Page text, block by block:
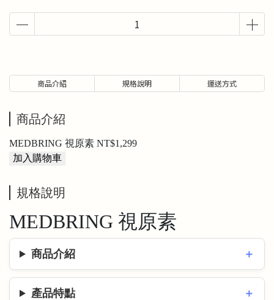
商品介紹 規格說明 運送方式
商品介紹
MEDBRING 視原素 NT$1,299
加入購物車
規格說明
MEDBRING 視原素
商品介紹
產品特點